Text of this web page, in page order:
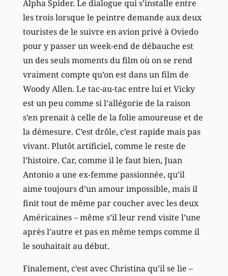
Alpha Spider. Le dialogue qui s’installe entre
les trois lorsque le peintre demande aux deux
touristes de le suivre en avion privé à Oviedo
pour y passer un week-end de débauche est
un des seuls moments du film où on se rend
vraiment compte qu’on est dans un film de
Woody Allen. Le tac-au-tac entre lui et Vicky
est un peu comme si l’allégorie de la raison
s’en prenait à celle de la folie amoureuse et de
la démesure. C’est drôle, c’est rapide mais pas
vivant. Plutôt artificiel, comme le reste de
l’histoire. Car, comme il le faut bien, Juan
Antonio a une ex-femme passionnée, qu’il
aime toujours d’un amour impossible, mais il
finit tout de même par coucher avec les deux
Américaines – même s’il leur rend visite l’une
après l’autre et pas en même temps comme il
le souhaitait au début.
Finalement, c’est avec Christina qu’il se lie –